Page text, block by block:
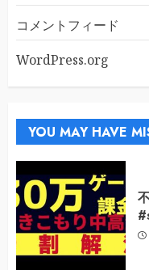
コメントフィード
WordPress.org
YOU MAY HAVE